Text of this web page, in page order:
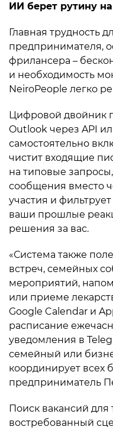
ИИ берет рутину
Главная трудность
предпринимателя,
фрилансера –
и необходимость
NeiroPeople легко
Цифровой двойник
Outlook через API
самостоятельно
чистит входящие
на типовые
сообщения вместо
участия и
ваши прошлые
решения за вас.
«Система также
встреч, семейных
мероприятий,
или приеме
Google Calendar и
расписание
уведомления в
семейный или
координирует всех
предприниматель
Поиск вакансий для
востребованный